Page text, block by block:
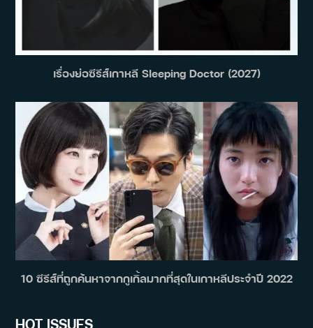
เรื่องย่อซีรีส์เกาหลี Sleeping Doctor (2027)
10 ซีรีส์ที่ถูกค้นหาจากกูเกิ้ลมากที่สุดในเกาหลีประจำปี 2022